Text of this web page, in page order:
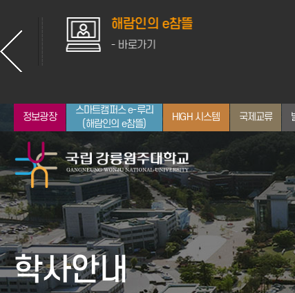
해람인의 e참뜰
- 바로가기
정보광장
스마트캠퍼스 e-루리
(해람인의 e참뜰)
HIGH 시스템 국제교류
총장소개
인사말
약력
역대 교장/학장/총장
입학안내
대학
전체 학과 보기
인문대학
사회과학대학
산학협력
통합정보시스템
학사일정
취업지원
뉴스
공지사항
학사정보
장학정보
학사안내